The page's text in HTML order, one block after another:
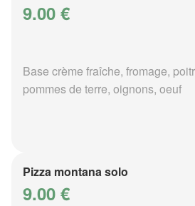
9.00 €
Base crème fraîche, fromage,
pommes de terre, oignons, oeuf
Pizza montana solo
9.00 €